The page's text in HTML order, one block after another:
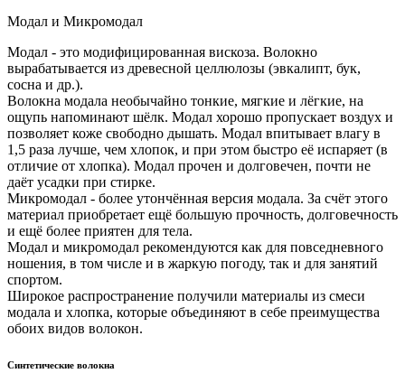
Модал и Микромодал
Модал - это модифицированная вискоза. Волокно
вырабатывается из древесной целлюлозы (эвкалипт, бук,
сосна и др.).
Волокна модала необычайно тонкие, мягкие и лёгкие, на
ощупь напоминают шёлк. Модал хорошо пропускает воздух и
позволяет коже свободно дышать. Модал впитывает влагу в
1,5 раза лучше, чем хлопок, и при этом быстро её испаряет (в
отличие от хлопка). Модал прочен и долговечен, почти не
даёт усадки при стирке.
Микромодал - более утончённая версия модала. За счёт этого
материал приобретает ещё большую прочность, долговечность
и ещё более приятен для тела.
Модал и микромодал рекомендуются как для повседневного
ношения, в том числе и в жаркую погоду, так и для занятий
спортом.
Широкое распространение получили материалы из смеси
модала и хлопка, которые объединяют в себе преимущества
обоих видов волокон.
Синтетические волокна